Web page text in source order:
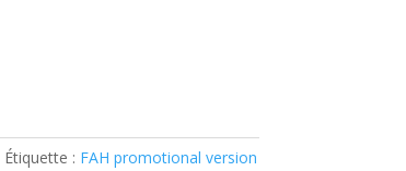
Étiquette : FAH promotional version